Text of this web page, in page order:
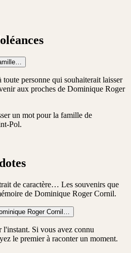
toute personne qui souhaiterait laisser
aux proches de Dominique Roger
un mot pour la famille de
Pol.
de caractère… Les souvenirs que
de Dominique Roger Cornil.
Roger Cornil …
Si vous avez connu
le premier à raconter un moment.